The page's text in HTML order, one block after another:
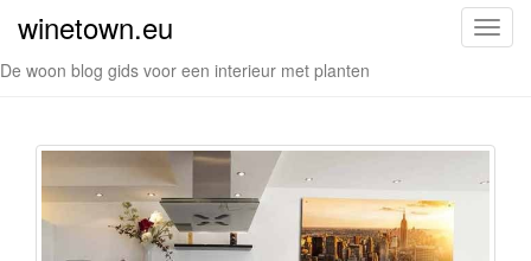
S
k
winetown.eu
De woon blog gids voor een interieur met planten